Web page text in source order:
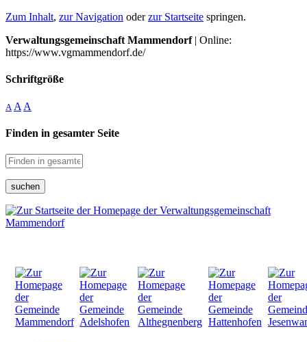
Zum Inhalt, zur Navigation oderzur Startseite springen.
Verwaltungsgemeinschaft Mammendorf| Online:
https://www.vgmammendorf.de/
Schriftgröße
A A A
Finden in gesamter Seite
suchen